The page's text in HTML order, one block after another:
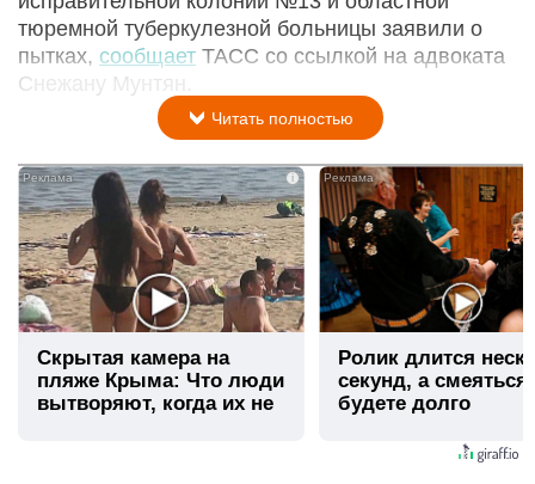
тюремной туберкулезной больницы заявили о
пытках, сообщает ТАСС со ссылкой на адвоката
Снежану Мунтян.
Читать полностью
i
Скрытая камера на
пляже Крыма: Что люди
вытворяют, когда их не
Ролик длится
секунд, а
будете долго